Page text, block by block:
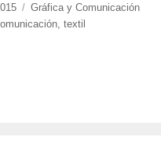
Categorías
Gráfica y Comunicación
,textil